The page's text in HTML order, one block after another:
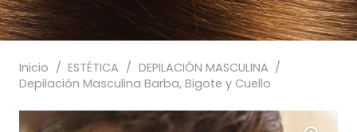
Inicio / ESTÉTICA / DEPILACIÓN MASCULINA /
Depilación Masculina Barba, Bigote y Cuello